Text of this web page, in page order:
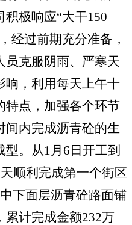
积极响应“大干150
经过前期充分准备，
员克服阴雨、严寒天
响，利用每天上午十
特点，加强各个环节
间内完成沥青砼的生
型。从1月 6 日开工到
天顺利完成第一个街区
下面层沥青砼路面铺
累计完成金额232万